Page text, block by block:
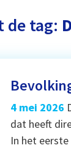
de tag:
4 mei 2026
dat heeft
In het